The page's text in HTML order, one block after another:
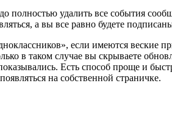
удалить все события
а вы все равно будете
если имеются веские
в таком случае вы скрываете
Есть способ проще и
на собственной страничке.